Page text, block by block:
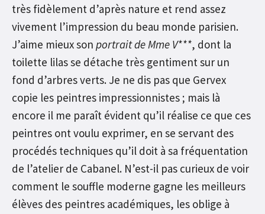
très fidèlement d’après nature et rend assez
vivement l’impression du beau monde parisien.
J’aime mieux son portrait de Mme V***, dont la
toilette lilas se détache très gentiment sur un
fond d’arbres verts. Je ne dis pas que Gervex
copie les peintres impressionnistes ; mais là
encore il me paraît évident qu’il réalise ce que ces
peintres ont voulu exprimer, en se servant des
procédés techniques qu’il doit à sa fréquentation
de l’atelier de Cabanel. N’est-il pas curieux de voir
comment le souffle moderne gagne les meilleurs
élèves des peintres académiques, les oblige à